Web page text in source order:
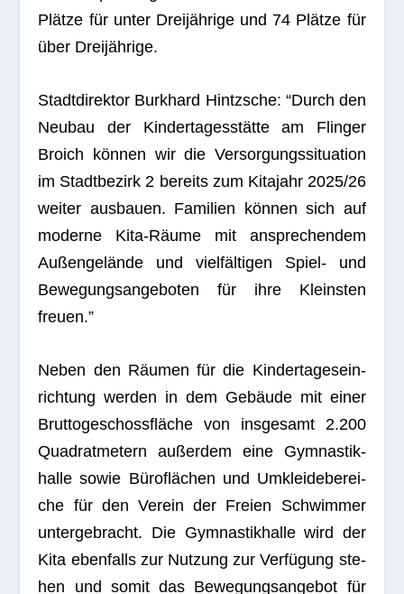
Plätze für unter Drei­jäh­rige und 74 Plätze für
über Dreijährige.
Stadt­di­rek­tor Burk­hard Hintzsche: “Durch den
Neu­bau der Kin­der­ta­ges­stätte am Flin­ger
Broich kön­nen wir die Ver­sor­gungs­si­tua­tion
im Stadt­be­zirk 2 bereits zum Kita­jahr 2025/26
wei­ter aus­bauen. Fami­lien kön­nen sich auf
moderne Kita-Räume mit anspre­chen­dem
Außen­ge­lände und viel­fäl­ti­gen Spiel- und
Bewe­gungs­an­ge­bo­ten für ihre Kleins­ten
freuen.”
Neben den Räu­men für die Kin­der­ta­ges­ein­
rich­tung wer­den in dem Gebäude mit einer
Brut­to­ge­schoss­flä­che von ins­ge­samt 2.200
Qua­drat­me­tern außer­dem eine Gym­nas­tik­
halle sowie Büro­flä­chen und Umklei­de­be­rei­
che für den Ver­ein der Freien Schwim­mer
unter­ge­bracht. Die Gym­nas­tik­halle wird der
Kita eben­falls zur Nut­zung zur Ver­fü­gung ste­
hen und somit das Bewe­gungs­an­ge­bot für